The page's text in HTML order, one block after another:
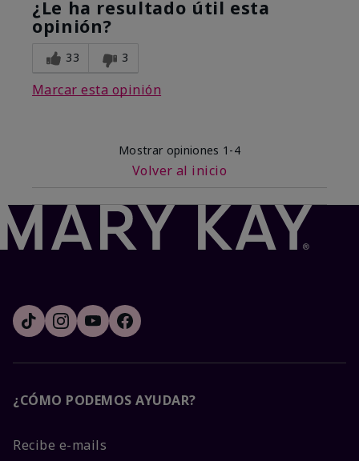
¿Le ha resultado útil esta
opinión?
33 3
Marcar esta opinión
Mostrar opiniones 1-4
Volver al inicio
¿CÓMO PODEMOS AYUDAR?
Recibe e-mails